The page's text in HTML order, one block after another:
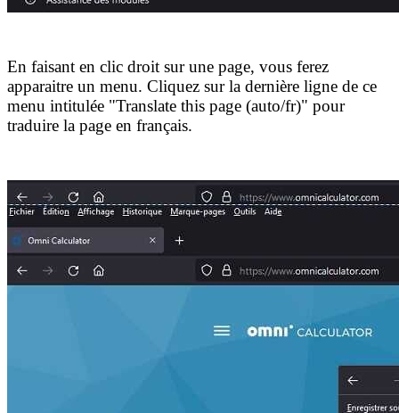
En faisant en clic droit sur une page, vous ferez
apparaitre un menu. Cliquez sur la dernière ligne de ce
menu intitulée "Translate this page (auto/fr)" pour
traduire la page en français.